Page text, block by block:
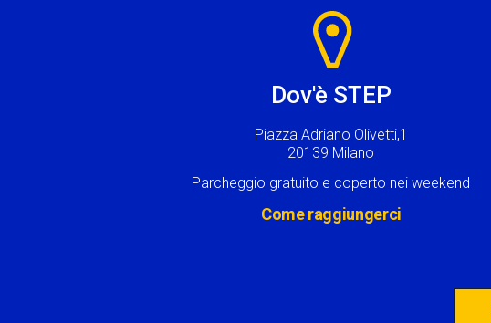
Dov'è STEP
Piazza Adriano Olivetti,1
20139 Milano
Parcheggio gratuito e coperto nei weekend
Come raggiungerci